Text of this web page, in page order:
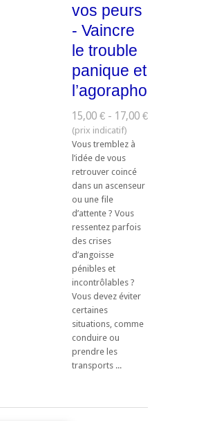
vos peurs
- Vaincre
le trouble
panique et
l’agoraphobie
15,00 € - 17,00 €
Vous tremblez à
l’idée de vous
retrouver coincé
dans un ascenseur
ou une file
d’attente ? Vous
ressentez parfois
des crises
d’angoisse
pénibles et
incontrôlables ?
Vous devez éviter
certaines
situations, comme
conduire ou
prendre les
transports ...